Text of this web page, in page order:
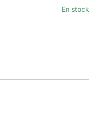
En stock